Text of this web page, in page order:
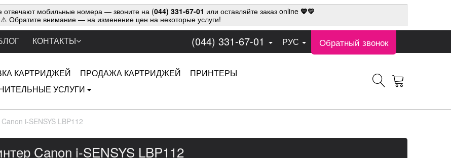
отвечают мобильные номера — звоните на (044) 331-67-01 или оставляйте заказ online 💙💛
⚠ Обратите внимание — на изменение цен на некоторые услуги!
КОНТАКТЫ (044) 331-67-01 РУС Обратный звонок
КАРТРИДЖЕЙ ПРОДАЖА КАРТРИДЖЕЙ
ПРИНТЕРЫ
УСЛУГИ
i-SENSYS LBP112
Canon i-SENSYS LBP112